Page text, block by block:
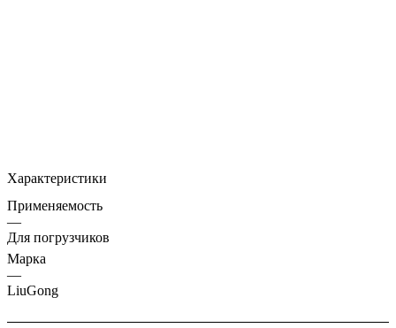
Характеристики
Применяемость
—
Для погрузчиков
Марка
—
LiuGong